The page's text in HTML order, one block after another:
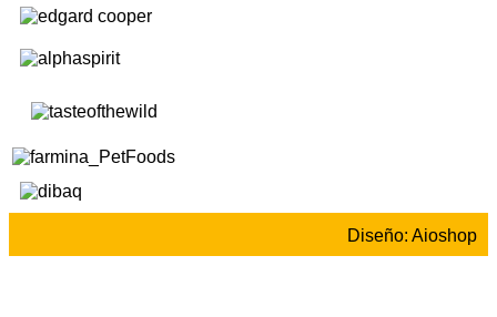
Diseño: Aioshop